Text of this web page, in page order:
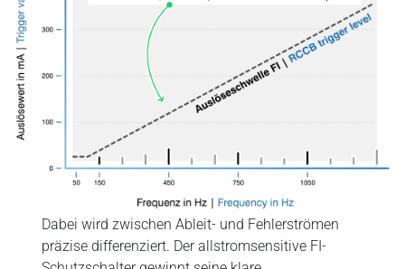
Dabei wird zwischen Ableit- und Fehlerströmen
präzise differenziert. Der allstromsensitive FI-